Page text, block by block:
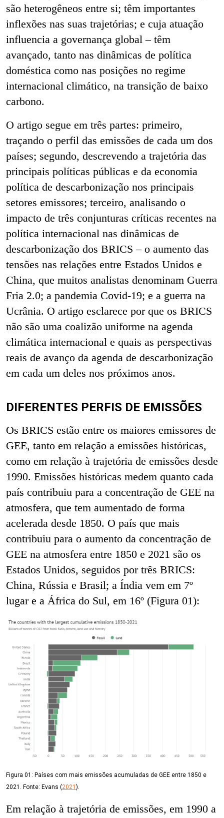
são heterogêneos entre si; têm importantes
inflexões nas suas trajetórias; e cuja atuação
influencia a governança global – têm
avançado, tanto nas dinâmicas de política
doméstica como nas posições no regime
internacional climático, na transição de baixo
carbono.
O artigo segue em três partes: primeiro,
traçando o perfil das emissões de cada um dos
países; segundo, descrevendo a trajetória das
principais políticas públicas e da economia
política de descarbonização nos principais
setores emissores; terceiro, analisando o
impacto de três conjunturas críticas recentes na
política internacional nas dinâmicas de
descarbonização dos BRICS – o aumento das
tensões nas relações entre Estados Unidos e
China, que muitos analistas denominam Guerra
Fria 2.0; a pandemia Covid-19; e a guerra na
Ucrânia. O artigo esclarece por que os BRICS
não são uma coalizão uniforme na agenda
climática internacional e quais as perspectivas
reais de avanço da agenda de descarbonização
em cada um deles nos próximos anos.
DIFERENTES PERFIS DE EMISSÕES
Os BRICS estão entre os maiores emissores de
GEE, tanto em relação a emissões históricas,
como em relação à trajetória de emissões desde
1990. Emissões históricas medem quanto cada
país contribuiu para a concentração de GEE na
atmosfera, que tem aumentado de forma
acelerada desde 1850. O país que mais
contribuiu para o aumento da concentração de
GEE na atmosfera entre 1850 e 2021 são os
Estados Unidos, seguidos por três BRICS:
China, Rússia e Brasil; a Índia vem em 7º
lugar e a África do Sul, em 16º (Figura 01):
Figura 01: Países com mais emissões acumuladas de GEE entre 1850 e
2021. Fonte: Evans (2021 ).
Em relação à trajetória de emissões, em 1990 a